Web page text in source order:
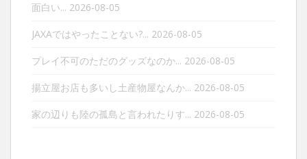
面白い... 2026-08-05
JAXAではやったことない?... 2026-08-05
プレイ不可のただのグッズなのか... 2026-08-05
揚立屋お店も多いし土産物屋なんか... 2026-08-05
家の辺りも陸の孤島と言われたりす... 2026-08-05